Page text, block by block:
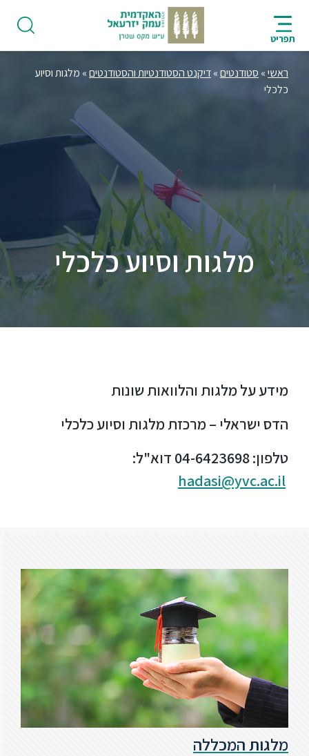
לתוכן
מרכזי
העמוד
תפריט
AR
אודות
תואר
ראשון
היחידה
אנגלית
תואר
המרכז
הקדם
אקדמי
מתעניינים
סטודנטים
בוגרים
סגל
ראשי» סטודנטים»דיקנט הסטודנטיות והסטודנטים» מלגות וסיוע
כלכלי
מלגות וסיוע כלכלי
מידע על מלגות והלוואות שונות
הדס ישראלי – מרכזת מלגות וסיוע כלכלי
טלפון: 04-6423698 דוא"ל:
hadasi@yvc.ac.il
מלגות המכללה